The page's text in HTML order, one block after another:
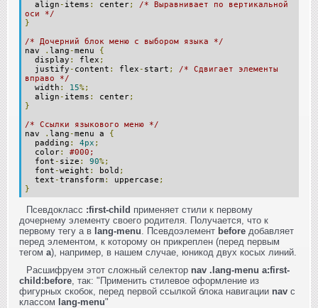
align - items : center;
/* Выравнивает по вертикальной
оси */
}
/* Дочерний блок меню с выбором языка */
nav
. lang -menu {
display : flex ;
justify - content : flex - start ;
/* Сдвигает элементы
вправо */
width : 15%;
align - items : center;
}
/* Ссылки языкового меню */
nav
. lang -menu a {
padding : 4px ;
color:
#000;
font - size : 90%;
font -weight : bold ;
text -transform : uppercase ;
}
Псевдокласс :first-child применяет стили к первому
дочернему элементу своего родителя. Получается, что к
первому тегу a в lang-menu . Псевдоэлемент before добавляет
перед элементом, к которому он прикреплен (перед первым
тегом a), например, в нашем случае, юникод двух косых линий.
Расшифруем этот сложный селектор nav .lang-menu a:first-
child:before , так: "Применить стилевое оформление из
фигурных скобок, перед первой ссылкой блока навигации nav с
классом lang-menu"